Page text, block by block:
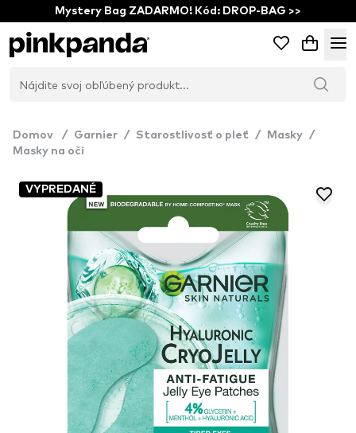
Mystery Bag ZADARMO! Kód: DROP-BAG >>
Domov / Garnier / Starostlivosť o pleť / Masky /
Masky na oči
VYPREDANÉ